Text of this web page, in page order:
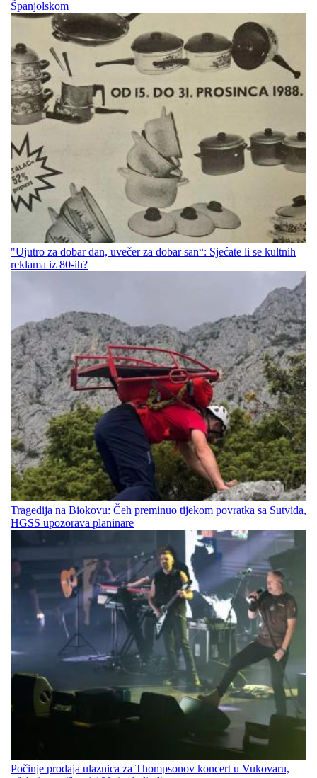
Španjolskom
"Ujutro za dobar dan, uvečer za dobar san“: Sjećate li se kultnih
reklama iz 80-ih?
Tragedija na Biokovu: Čeh preminuo tijekom povratka sa Sutvida,
HGSS upozorava planinare
Počinje prodaja ulaznica za Thompsonov koncert u Vukovaru,